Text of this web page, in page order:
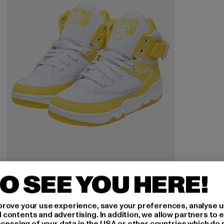
EWING
33 HI
140,39 EUR
Derzeitiger Preis: 140,39 EUR
179,99 EURAktionspreis: 179,99 EUR
SEE YOU HERE!
your use experience, save your preferences, analyse
and advertising. In addition, we allow partners to